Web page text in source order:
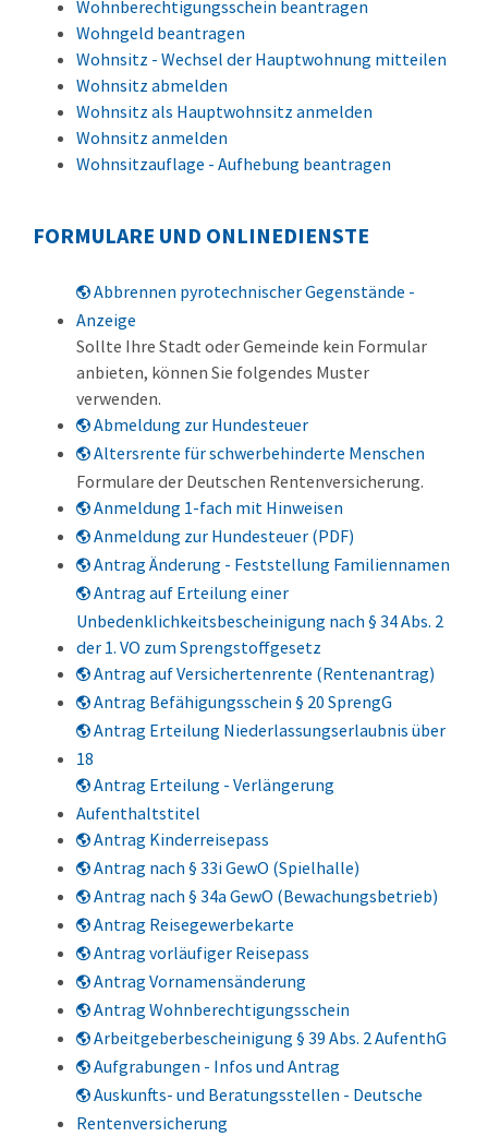
Wohnberechtigungsschein beantragen
Wohngeld beantragen
Wohnsitz - Wechsel der Hauptwohnung mitteilen
Wohnsitz abmelden
Wohnsitz als Hauptwohnsitz anmelden
Wohnsitz anmelden
Wohnsitzauflage - Aufhebung beantragen
FORMULARE UND ONLINEDIENSTE
Abbrennen pyrotechnischer Gegenstände -
Anzeige
Sollte Ihre Stadt oder Gemeinde kein Formular
anbieten, können Sie folgendes Muster
verwenden.
Abmeldung zur Hundesteuer
Altersrente für schwerbehinderte Menschen
Formulare der Deutschen Rentenversicherung.
Anmeldung 1-fach mit Hinweisen
Anmeldung zur Hundesteuer (PDF)
Antrag Änderung - Feststellung Familiennamen
Antrag auf Erteilung einer
Unbedenklichkeitsbescheinigung nach § 34 Abs. 2
der 1. VO zum Sprengstoffgesetz
Antrag auf Versichertenrente (Rentenantrag)
Antrag Befähigungsschein § 20 SprengG
Antrag Erteilung Niederlassungserlaubnis über
18
Antrag Erteilung - Verlängerung
Aufenthaltstitel
Antrag Kinderreisepass
Antrag nach § 33i GewO (Spielhalle)
Antrag nach § 34a GewO (Bewachungsbetrieb)
Antrag Reisegewerbekarte
Antrag vorläufiger Reisepass
Antrag Vornamensänderung
Antrag Wohnberechtigungsschein
Arbeitgeberbescheinigung § 39 Abs. 2 AufenthG
Aufgrabungen - Infos und Antrag
Auskunfts- und Beratungsstellen - Deutsche
Rentenversicherung